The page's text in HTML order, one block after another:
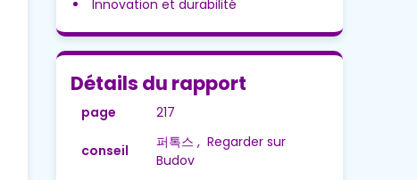
Innovation et durabilité
Détails du rapport
page 217
conseil
퍼톡스 , Regarder sur
Budov